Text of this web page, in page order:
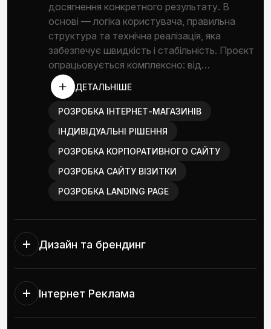
досягнення конкретного результату. В
основі — логіка користувача, правильна
структура та технічна реалізація, яка
забезпечує швидкість і стабільність. Проєкт
опрацьовується комплексно: від…
ДЕТАЛЬНІШЕ
РОЗРОБКА ІНТЕРНЕТ-МАГАЗИНІВ
ІНДИВІДУАЛЬНІ РІШЕННЯ
РОЗРОБКА КОРПОРАТИВНОГО САЙТУ
РОЗРОБКА САЙТУ ВІЗИТКИ
РОЗРОБКА LANDING PAGE
Дизайн та брендинг
Інтернет Реклама